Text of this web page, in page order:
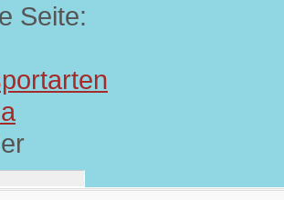
Seite: